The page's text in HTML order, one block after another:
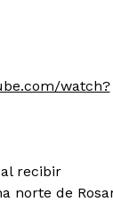
watch?
recibir
norte de